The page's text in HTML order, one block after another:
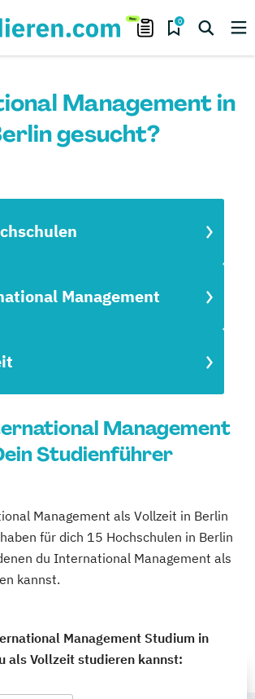
0
Management in
gesucht?
Management
Management
Studienführer
Management als Vollzeit in Berlin
für dich 15 Hochschulen in Berlin
du International Management als
kannst.
Management Studium in
als Vollzeit studieren kannst: